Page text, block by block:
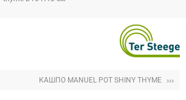
КАШПО MANUEL POT SHINY THYME ›››